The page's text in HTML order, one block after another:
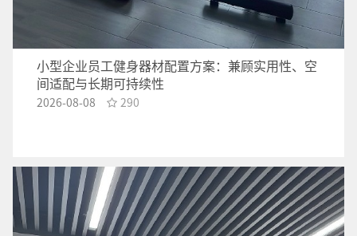
小型企业员工健身器材配置方案：兼顾实用性、空
间适配与长期可持续性
2026-08-08 290